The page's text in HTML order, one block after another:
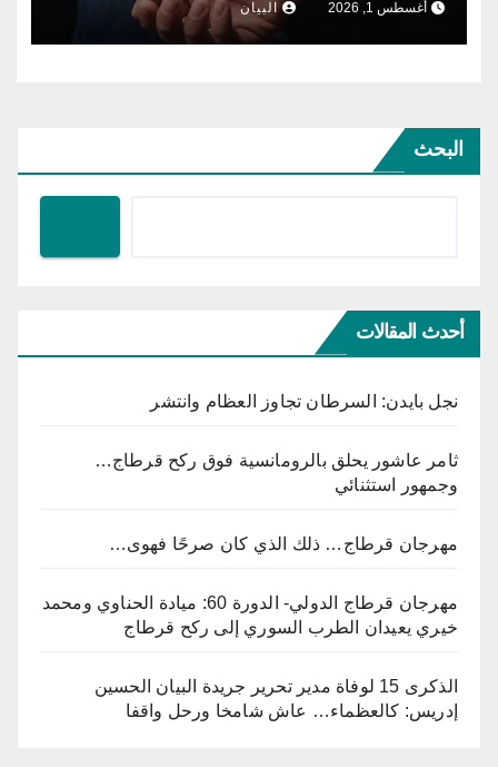
أغسطس 1, 2026 البيان
البحث
أحدث المقالات
نجل بايدن: السرطان تجاوز العظام وانتشر
ثامر عاشور يحلق بالرومانسية فوق ركح قرطاج…
وجمهور استثنائي
مهرجان قرطاج… ذلك الذي كان صرحًا فهوى…
مهرجان قرطاج الدولي- الدورة 60: ميادة الحناوي ومحمد
خيري يعيدان الطرب السوري إلى ركح قرطاج
الذكرى 15 لوفاة مدير تحرير جريدة البيان الحسين
إدريس: كالعظماء… عاش شامخا ورحل واقفا